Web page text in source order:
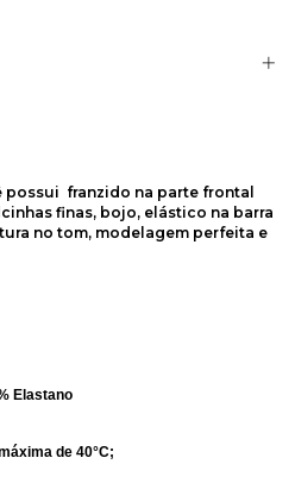
possui franzido na parte frontal
finas, bojo, elástico na barra
no tom, modelagem perfeita e
Elastano
de 40°C;